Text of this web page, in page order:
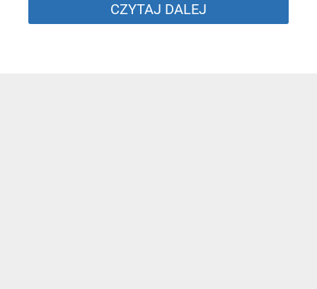
CZYTAJ DALEJ